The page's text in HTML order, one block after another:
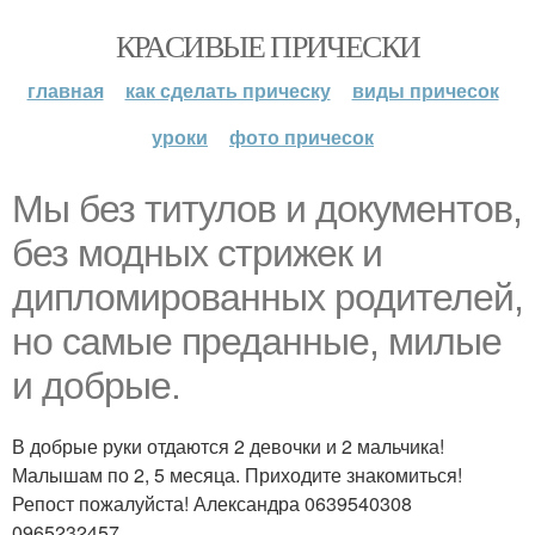
КРАСИВЫЕ ПРИЧЕСКИ
главная как сделать прическу
виды причесок
уроки
фото причесок
Мы без титулов и документов,
без модных стрижек и
дипломированных родителей,
но самые преданные, милые
и добрые.
В добрые руки отдаются 2 девочки и 2 мальчика!
Малышам по 2, 5 месяца. Приходите знакомиться!
Репост пожалуйста! Александра 0639540308